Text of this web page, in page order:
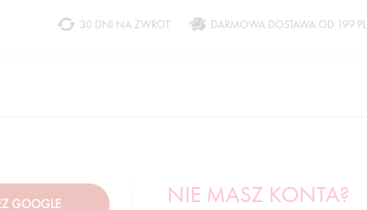
30 DNI NA ZWROT DARMOWA DOSTAWA OD 199
NIE MASZ KONTA?